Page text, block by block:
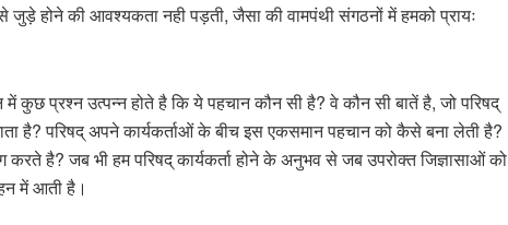
होने की आवश्यकता नही पड़ती, जैसा की वामपंथी संगठनों में हमको प्रायः
प्रश्न उत्पन्न होते है कि ये पहचान कौन सी है? वे कौन सी बातें है, जो परिषद्
है? परिषद् अपने कार्यकर्ताओं के बीच इस एकसमान पहचान को कैसे बना लेती है?
है? जब भी हम परिषद् कार्यकर्ता होने के अनुभव से जब उपरोक्त जिज्ञासाओं को
में आती है।